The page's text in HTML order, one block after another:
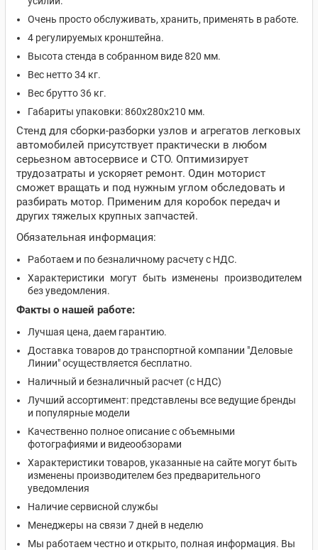
Очень просто обслуживать, хранить, применять в работе.
4 регулируемых кронштейна.
Высота стенда в собранном виде 820 мм.
Вес нетто 34 кг.
Вес брутто 36 кг.
Габариты упаковки: 860х280х210 мм.
Стенд для сборки-разборки узлов и агрегатов легковых
автомобилей присутствует практически в любом
серьезном автосервисе и СТО. Оптимизирует
трудозатраты и ускоряет ремонт. Один моторист
сможет вращать и под нужным углом обследовать и
разбирать мотор. Применим для коробок передач и
других тяжелых крупных запчастей.
Обязательная информация:
Работаем и по безналичному расчету с НДС.
Характеристики могут быть изменены производителем
без уведомления.
Факты о нашей работе:
Лучшая цена, даем гарантию.
Доставка товаров до транспортной компании "Деловые
Линии" осуществляется бесплатно.
Наличный и безналичный расчет (с НДС)
Лучший ассортимент: представлены все ведущие бренды
и популярные модели
Качественно полное описание с объемными
фотографиями и видеообзорами
Характеристики товаров, указанные на сайте могут быть
изменены производителем без предварительного
уведомления
Наличие сервисной службы
Менеджеры на связи 7 дней в неделю
Мы работаем честно и открыто, полная информация. Вы